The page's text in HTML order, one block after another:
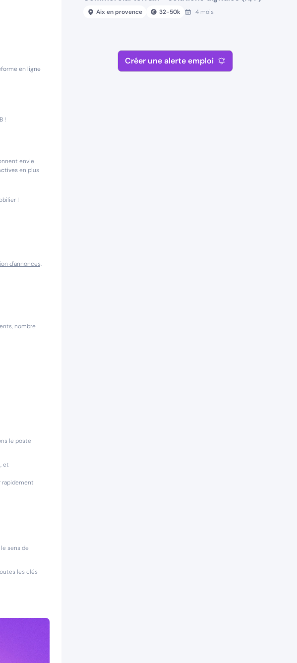
en ligne
!
envie
en plus
!
d'annonces,
nombre
le poste
et
rapidement
sens de
les clés
Aix en provence 32-50k 4 mois
Créer une alerte emploi